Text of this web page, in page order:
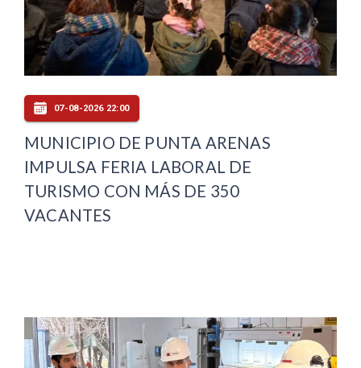
07-08-2026 22:00
MUNICIPIO DE PUNTA ARENAS
IMPULSA FERIA LABORAL DE
TURISMO CON MÁS DE 350
VACANTES